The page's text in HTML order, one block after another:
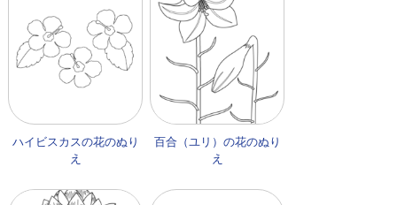
ハイビスカスの花のぬり
え
百合（ユリ）の花のぬり
え